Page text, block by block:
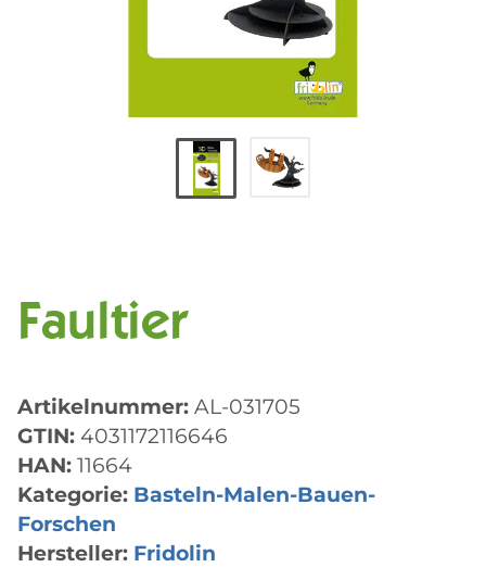
Faultier
Artikelnummer: AL-031705
GTIN: 4031172116646
HAN: 11664
Kategorie: Basteln-Malen-Bauen-
Forschen
Hersteller: Fridolin